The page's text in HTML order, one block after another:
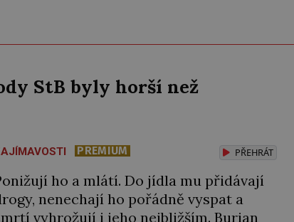
StB byly horší než
PREMIUM PŘEHRÁT
ho a mlátí. Do jídla mu přidávají
nenechají ho pořádně vyspat a
vyhrožují i jeho nejbližším. Burian